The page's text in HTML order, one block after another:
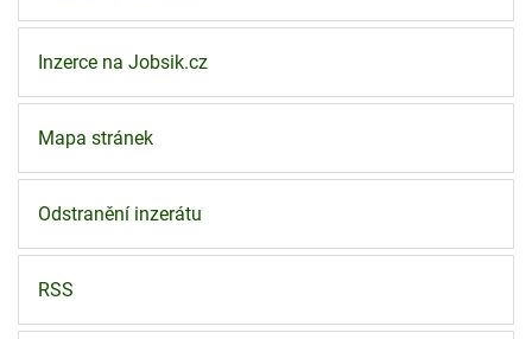
Inzerce na Jobsik.cz
Mapa stránek
Odstranění inzerátu
RSS